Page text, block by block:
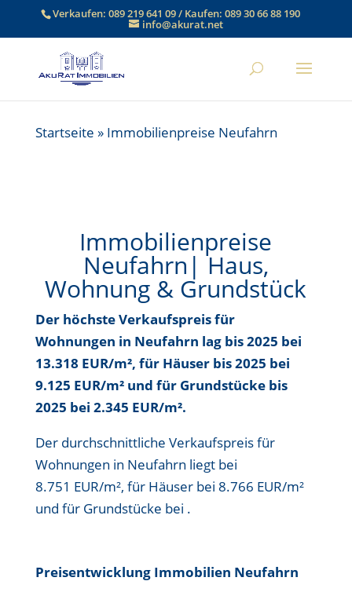
Verkaufen:089 219 641 09/ Kaufen:089 30 66 88 190
info@akurat.net
Startseite » Immobilienpreise Neufahrn
Immobilienpreise
Neufahrn| Haus,
Wohnung & Grundstück
Der höchste Verkaufspreis für
Wohnungen in Neufahrn lag bis2025 bei
13.318 EUR/m², für Häuser bis2025 bei
9.125 EUR/m²und für Grundstücke bis
2025 bei 2.345 EUR/m².
Der durchschnittliche Verkaufspreis für
Wohnungen in Neufahrn liegt bei
8.751 EUR/m², für Häuser bei 8.766 EUR/m²
und für Grundstücke bei .
Preisentwicklung Immobilien Neufahrn